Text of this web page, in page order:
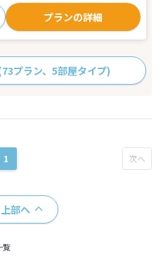
プランの詳細
プラン、5部屋タイプ)
1
部へ
覧